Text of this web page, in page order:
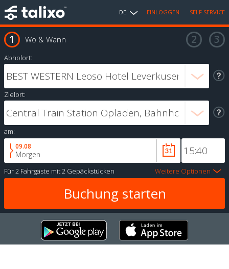
DE EINLOGGEN SELF SERVICE
Wo & Wann
Abholort:
Zielort:
am:
09.08
Morgen
Für2 Fahrgäste mit2 Gepäckstücken Weitere Optionen